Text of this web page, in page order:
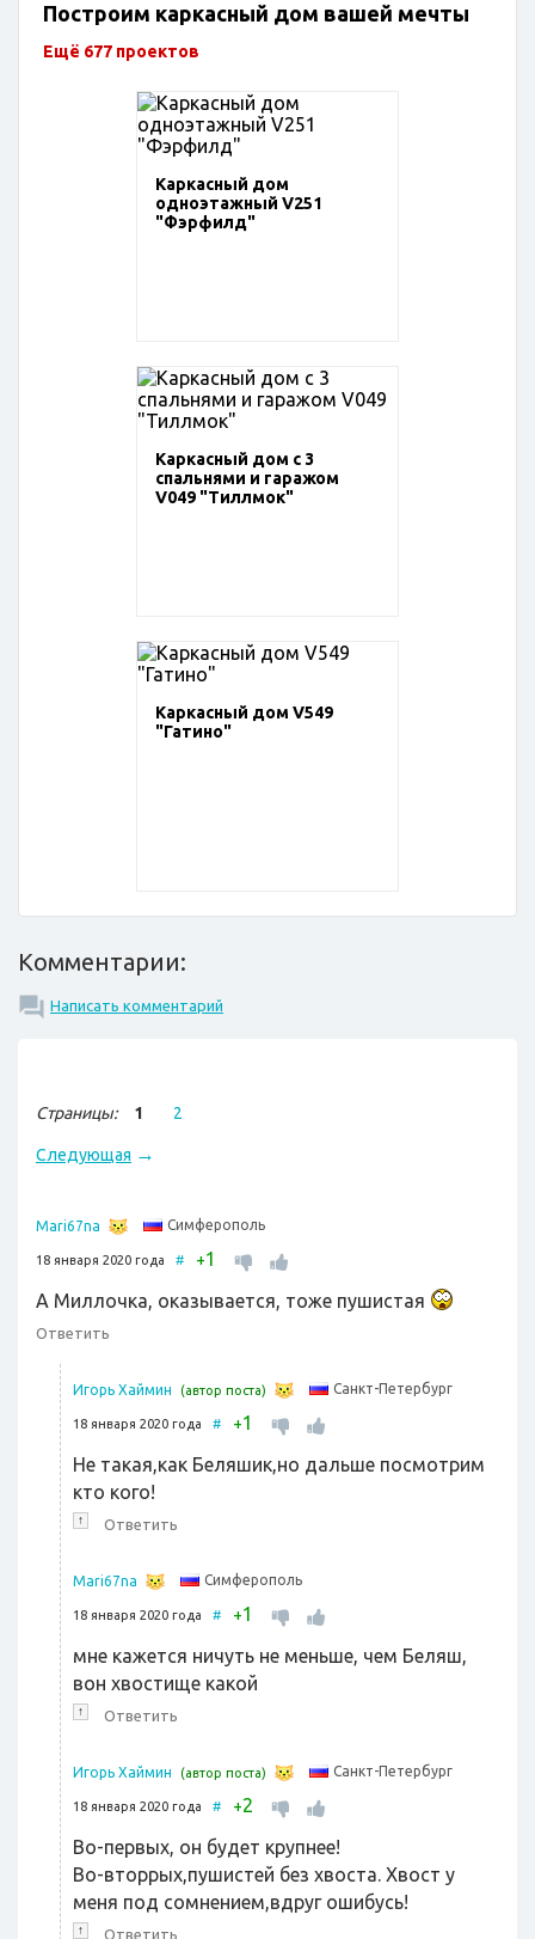
Построим каркасный дом вашей мечты
Ещё 677 проектов
Каркасный дом
одноэтажный V251
"Фэрфилд"
Каркасный дом с 3
спальнями и гаражом
V049 "Тиллмок"
Каркасный дом V549
"Гатино"
Комментарии:
Написать комментарий
Страницы: 1 2
Следующая →
Mari67na Симферополь
18 января 2020 года # +1
А Миллочка, оказывается, тоже пушистая
Ответить
Игорь Хаймин (автор поста) Санкт-Петербург
18 января 2020 года # +1
Не такая,как Беляшик,но дальше посмотрим
кто кого!
↑ Ответить
Mari67na Симферополь
18 января 2020 года # +1
мне кажется ничуть не меньше, чем Беляш,
вон хвостище какой
↑ Ответить
Игорь Хаймин (автор поста) Санкт-Петербург
18 января 2020 года # +2
Во-первых, он будет крупнее!
Во-вторрых,пушистей без хвоста. Хвост у
меня под сомнением,вдруг ошибусь!
↑ Ответить